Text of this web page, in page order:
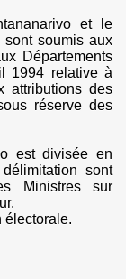
et le
sont soumis aux
Départements
1994 relative à
attributions des
réserve des
est divisée en
sont
Ministres sur
électorale.